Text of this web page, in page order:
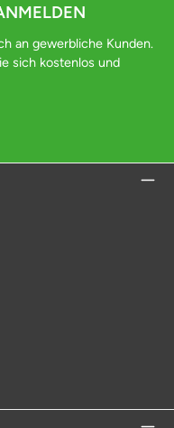
an gewerbliche Kunden.
sich kostenlos und